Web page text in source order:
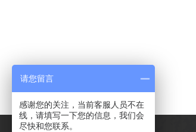
请您留言
感谢您的关注，当前客服人员不在
线，请填写一下您的信息，我们会
尽快和您联系。